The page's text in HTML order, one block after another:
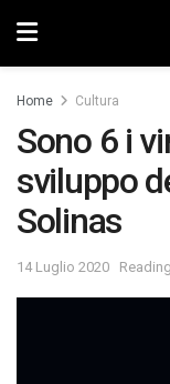
Home Cultura
Sono 6 i
sviluppo
Solinas
14 Luglio 2020